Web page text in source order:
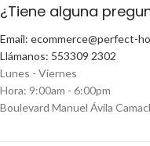
¿Tiene alguna
Email: ecommerce@perfect-
Llámanos: 553309 2302
Lunes - Viernes
Hora: 9:00am - 6:00pm
Boulevard Manuel Ávila